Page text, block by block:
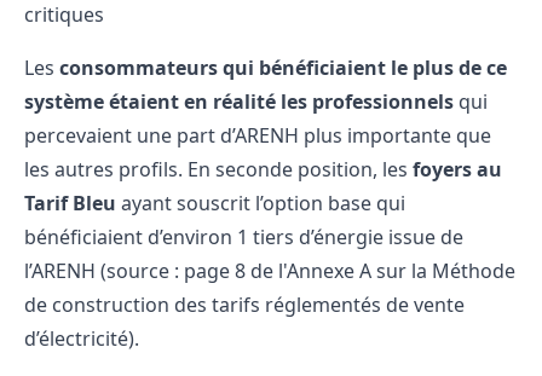
critiques
Les consommateurs qui bénéficiaient le plus de ce
système étaient en réalité les professionnels qui
percevaient une part d’ARENH plus importante que
les autres profils. En seconde position, les foyers au
Tarif Bleu ayant souscrit l’option base qui
bénéficiaient d’environ 1 tiers d’énergie issue de
l’ARENH (source : page 8 de l'Annexe A sur la Méthode
de construction des tarifs réglementés de vente
d’électricité).